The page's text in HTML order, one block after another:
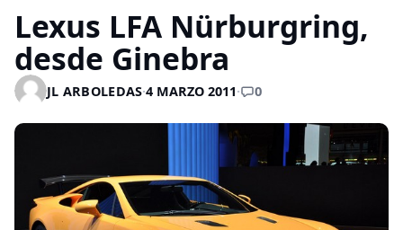
Lexus LFA Nürburgring,
desde Ginebra
JL ARBOLEDAS·4 MARZO 2011· 0